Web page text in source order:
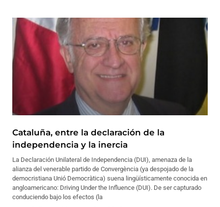
Cataluña, entre la declaración de la
independencia y la inercia
La Declaración Unilateral de Independencia (DUI), amenaza de la
alianza del venerable partido de Convergència (ya despojado de la
democristiana Unió Democràtica) suena lingüísticamente conocida en
angloamericano: Driving Under the Influence (DUI). De ser capturado
conduciendo bajo los efectos (la